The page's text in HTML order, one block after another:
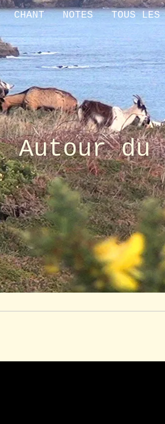
CHANT NOTES TOUS LES
Autour du